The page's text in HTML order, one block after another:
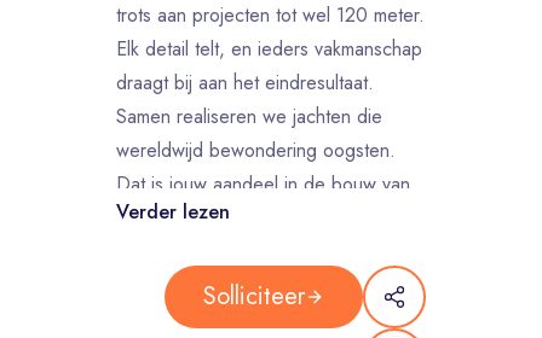
trots aan projecten tot wel 120 meter.
Elk detail telt, en ieders vakmanschap
draagt bij aan het eindresultaat.
Samen realiseren we jachten die
wereldwijd bewondering oogsten.
Dat is jouw aandeel in de bouw van
een Feadship.
Interieur
Verder lezen
Solliciteer